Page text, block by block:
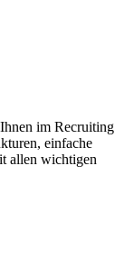
im Recruiting
einfache
allen wichtigen